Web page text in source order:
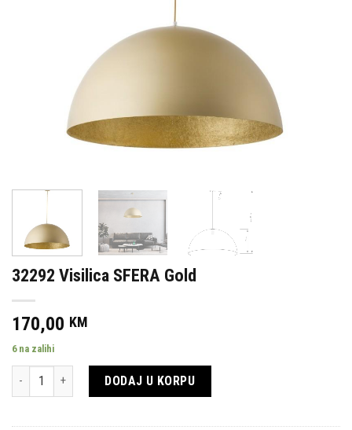
32292 Visilica SFERA Gold
170,00 KM
6 na zalihi
Količina DODAJ U KORPU